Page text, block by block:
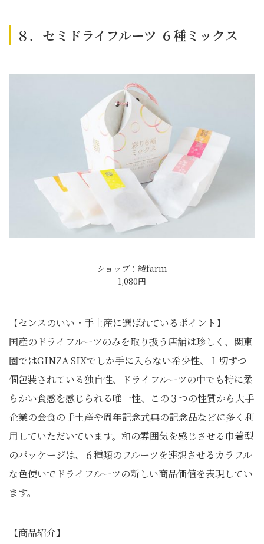
８．セミドライフルーツ ６種ミックス
ショップ：綾farm
1,080円
【センスのいい・手土産に選ばれているポイント】
国産のドライフルーツのみを取り扱う店舗は珍しく、関東
圏ではGINZA SIXでしか手に入らない希少性、１切ずつ
個包装されている独自性、ドライフルーツの中でも特に柔
らかい食感を感じられる唯一性、この３つの性質から大手
企業の会食の手土産や周年記念式典の記念品などに多く利
用していただいています。和の雰囲気を感じさせる巾着型
のパッケージは、６種類のフルーツを連想させるカラフル
な色使いでドライフルーツの新しい商品価値を表現してい
ます。
【商品紹介】